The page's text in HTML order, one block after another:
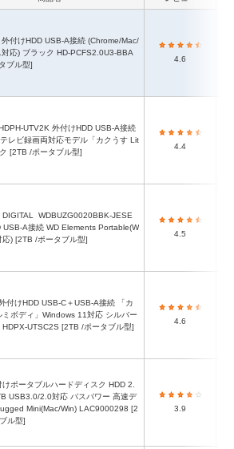
応) ブラック HD-PCFS2.0U3-BBA
ブル型]
4.6
レビ録画両対応モデル「カクうす Lit
[2TB /ポータブル型]
4.4
USB-A接続 WD Elements Portable(W
応) [2TB /ポータブル型]
4.5
ミボディ」Windows 11対応 シルバー
HDPX-UTSC2S [2TB /ポータブル型]
4.6
USB3.0/2.0対応 バスパワー 高速デ
Mini(Mac/Win) LAC9000298 [2
ル型]
3.9